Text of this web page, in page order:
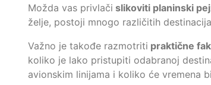
Možda vas privlači slikoviti planinski
želje, postoji mnogo različitih
Važno je takođe razmotriti praktične
koliko je lako pristupiti odabranoj
avionskim linijama i koliko će vremena